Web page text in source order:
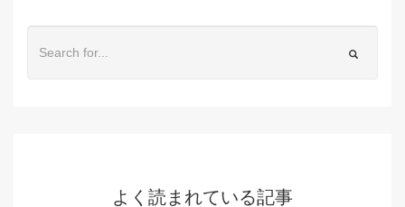
よく読まれている記事